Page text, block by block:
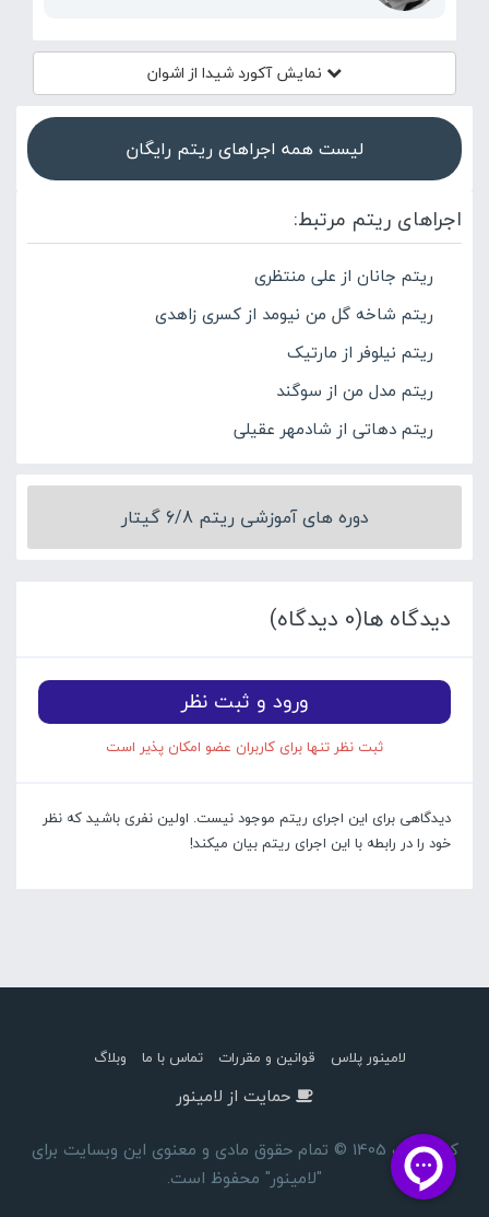
نمایش آکوردشیدا از اشوان
لیست همه اجراهای ریتم رایگان
اجراهای ریتم مرتبط:
ریتم جانان از علی منتظری
ریتم شاخه گل من نیومد از کسری زاهدی
ریتم نیلوفر از مارتیک
ریتم مدل من از سوگند
ریتم دهاتی از شادمهر عقیلی
دوره های آموزشی ریتم 6/8 گیتار
دیدگاه ها(0 دیدگاه)
ورود و ثبت نظر
ثبت نظر تنها برای کاربران عضو امکان پذیر است
دیدگاهی برای این اجرای ریتم موجود نیست. اولین نفری باشید که نظر
خود را در رابطه با این اجرای ریتم بیان میکند!
لامینور پلاس قوانین و مقررات تماس با ما وبلاگ
حمایت از لامینور
کپی رایت 1405 © تمام حقوق مادی و معنوی این وبسایت برای
"لامینور" محفوظ است.